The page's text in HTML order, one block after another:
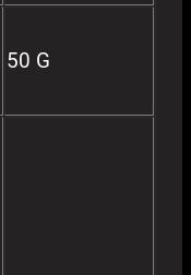
50 G